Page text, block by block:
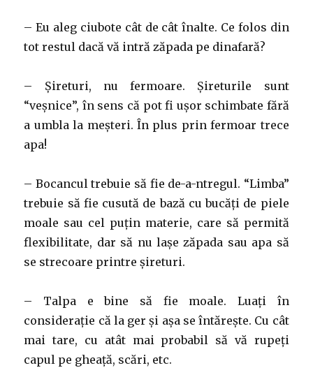
– Eu aleg ciubote cât de cât înalte. Ce folos din
tot restul dacă vă intră zăpada pe dinafară?
– Șireturi, nu fermoare. Șireturile sunt
“veșnice”, în sens că pot fi ușor schimbate fără
a umbla la meșteri. În plus prin fermoar trece
apa!
– Bocancul trebuie să fie de-a-ntregul. “Limba”
trebuie să fie cusută de bază cu bucăți de piele
moale sau cel puțin materie, care să permită
flexibilitate, dar să nu lașe zăpada sau apa să
se strecoare printre șireturi.
– Talpa e bine să fie moale. Luați în
considerație că la ger și așa se întărește. Cu cât
mai tare, cu atât mai probabil să vă rupeți
capul pe gheață, scări, etc.